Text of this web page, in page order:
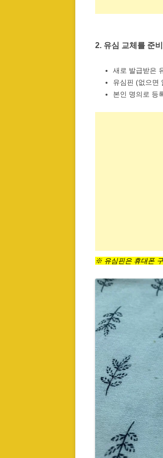
2. 유심 교체를 준
새로 발급받은
유심핀 (없으면
본인 명의로 등
※ 유심핀은 휴대폰